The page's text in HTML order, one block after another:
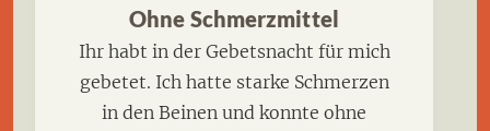
Ohne Schmerzmittel
Ihr habt in der Gebetsnacht für mich
gebetet. Ich hatte starke Schmerzen
in den Beinen und konnte ohne